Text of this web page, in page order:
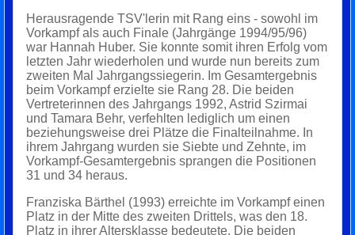
Herausragende TSV'lerin mit Rang eins - sowohl im
Vorkampf als auch Finale (Jahrgänge 1994/95/96)
war Hannah Huber. Sie konnte somit ihren Erfolg vom
letzten Jahr wiederholen und wurde nun bereits zum
zweiten Mal Jahrgangssiegerin. Im Gesamtergebnis
beim Vorkampf erzielte sie Rang 28. Die beiden
Vertreterinnen des Jahrgangs 1992, Astrid Szirmai
und Tamara Behr, verfehlten lediglich um einen
beziehungsweise drei Plätze die Finalteilnahme. In
ihrem Jahrgang wurden sie Siebte und Zehnte, im
Vorkampf-Gesamtergebnis sprangen die Positionen
31 und 34 heraus.
Franziska Bärthel (1993) erreichte im Vorkampf einen
Platz in der Mitte des zweiten Drittels, was den 18.
Platz in ihrer Altersklasse bedeutete. Die beiden